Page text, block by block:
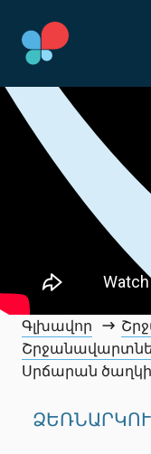
content
SIA երկրներ
Գլխավոր